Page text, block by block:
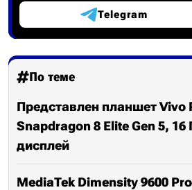
Telegram
По теме
Представлен планшет Vivo
Snapdragon 8 Elite Gen 5, 16
дисплей
MediaTek Dimensity 9600